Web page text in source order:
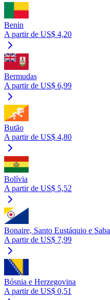
Benin
A partir de US$ 4,20
Bermudas
A partir de US$ 6,99
Butão
A partir de US$ 4,80
Bolívia
A partir de US$ 5,52
Bonaire, Santo Eustáquio e Saba
A partir de US$ 7,99
Bósnia e Herzegovina
A partir de US$ 0,51